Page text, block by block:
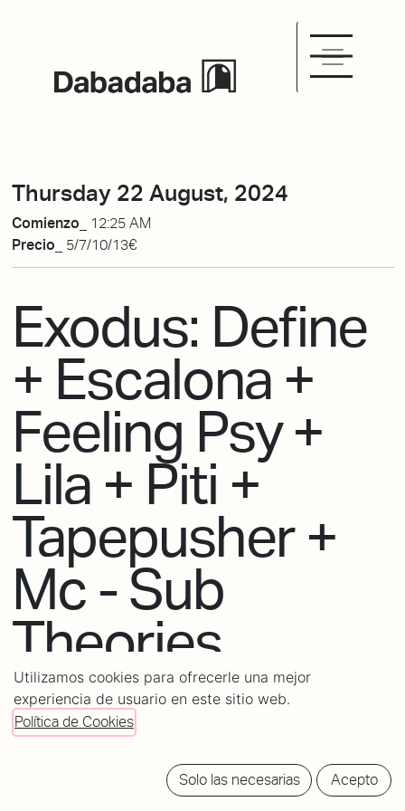
Thursday 22 August, 2024
Comienzo_
12:25 AM
Precio_ 5/7/10/13€
Exodus: Define
+ Escalona +
Feeling Psy +
Lila + Piti +
Tapepusher +
Mc - Sub
Theories
Jueves de house, techno, psytrance, drum&bass, garage
BY
Utilizamos cookies para ofrecerle una mejor
experiencia de usuario en este sitio web.
Política de Cookies
Solo las necesarias Acepto